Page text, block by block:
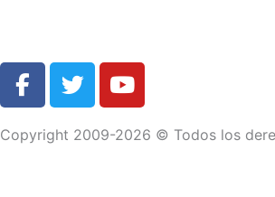
F
a
e
T
w
t
Y
o
t
Copyright 2009-2026 © Todos los